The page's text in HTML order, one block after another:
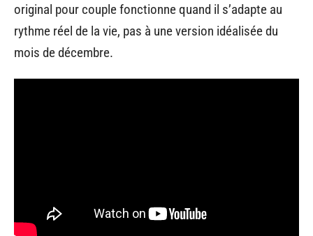
original pour couple fonctionne quand il s’adapte au
rythme réel de la vie, pas à une version idéalisée du
mois de décembre.